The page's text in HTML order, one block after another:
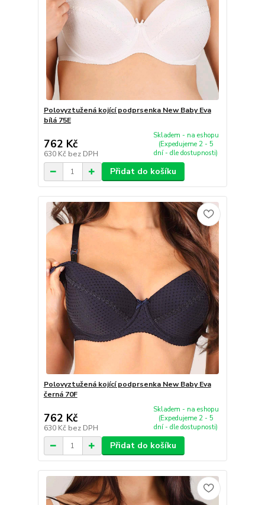
Polovyztužená kojící podprsenka New Baby Eva
bílá 75E
762 Kč
630 Kč bez DPH
Skladem - na eshopu
(Expedujeme 2 - 5
dní - dle dostupnosti)
Přidat do košíku
Polovyztužená kojící podprsenka New Baby Eva
černá 70F
762 Kč
630 Kč bez DPH
Skladem - na eshopu
(Expedujeme 2 - 5
dní - dle dostupnosti)
Přidat do košíku